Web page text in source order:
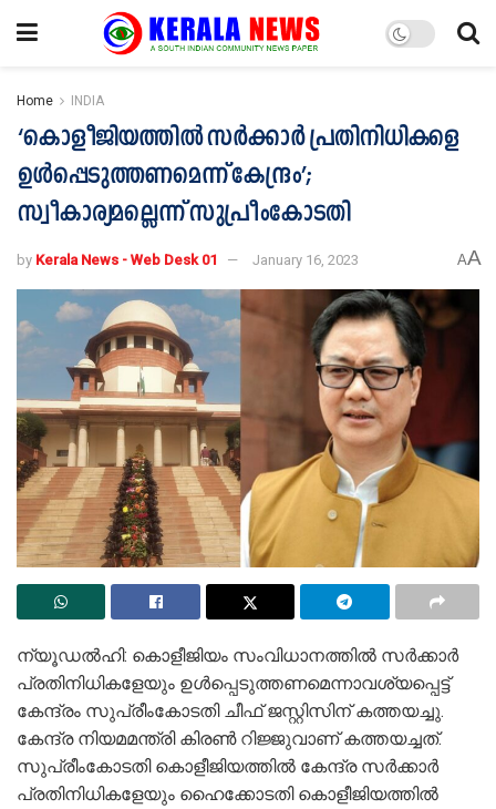
Home INDIA
‘കൊളീജിയത്തിൽ സർക്കാർ പ്രതിനിധികളെ
ഉൾപ്പെടുത്തണമെന്ന് കേന്ദ്രം’;
സ്വീകാര്യമല്ലെന്ന് സുപ്രീംകോടതി
by Kerala News - Web Desk 01 January 16, 2023 AA
ന്യൂഡൽഹി: കൊളീജിയം സംവിധാനത്തിൽ സർക്കാർ
പ്രതിനിധികളേയും ഉൾപ്പെടുത്തണമെന്നാവശ്യപ്പെട്ട്
കേന്ദ്രം സുപ്രീംകോടതി ചീഫ് ജസ്റ്റിസിന് കത്തയച്ചു.
കേന്ദ്ര നിയമമന്ത്രി കിരൺ റിജ്ജുവാണ് കത്തയച്ചത്.
സുപ്രീംകോടതി കൊളീജിയത്തിൽ കേന്ദ്ര സർക്കാർ
പ്രതിനിധികളേയും ഹൈക്കോടതി കൊളീജിയത്തിൽ